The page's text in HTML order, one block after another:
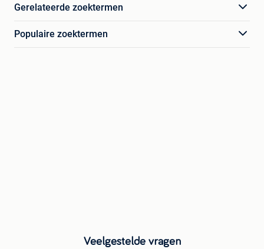
Gerelateerde zoektermen
Populaire zoektermen
Veelgestelde vragen